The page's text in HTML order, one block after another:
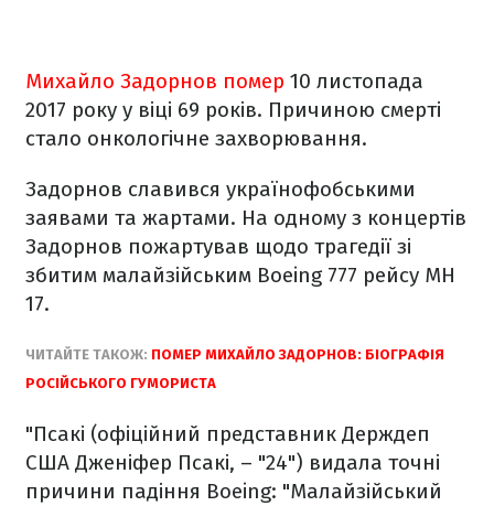
Михайло Задорнов помер 10 листопада
2017 року у віці 69 років. Причиною смерті
стало онкологічне захворювання.
Задорнов славився українофобськими
заявами та жартами. На одному з концертів
Задорнов пожартував щодо трагедії зі
збитим малайзійським Boeing 777 рейсу МН
17.
ЧИТАЙТЕ ТАКОЖ: ПОМЕР МИХАЙЛО ЗАДОРНОВ: БІОГРАФІЯ
РОСІЙСЬКОГО ГУМОРИСТА
"Псакі (офіційний представник Держдеп
США Дженіфер Псакі, – "24") видала точні
причини падіння Boeing: "Малайзійський